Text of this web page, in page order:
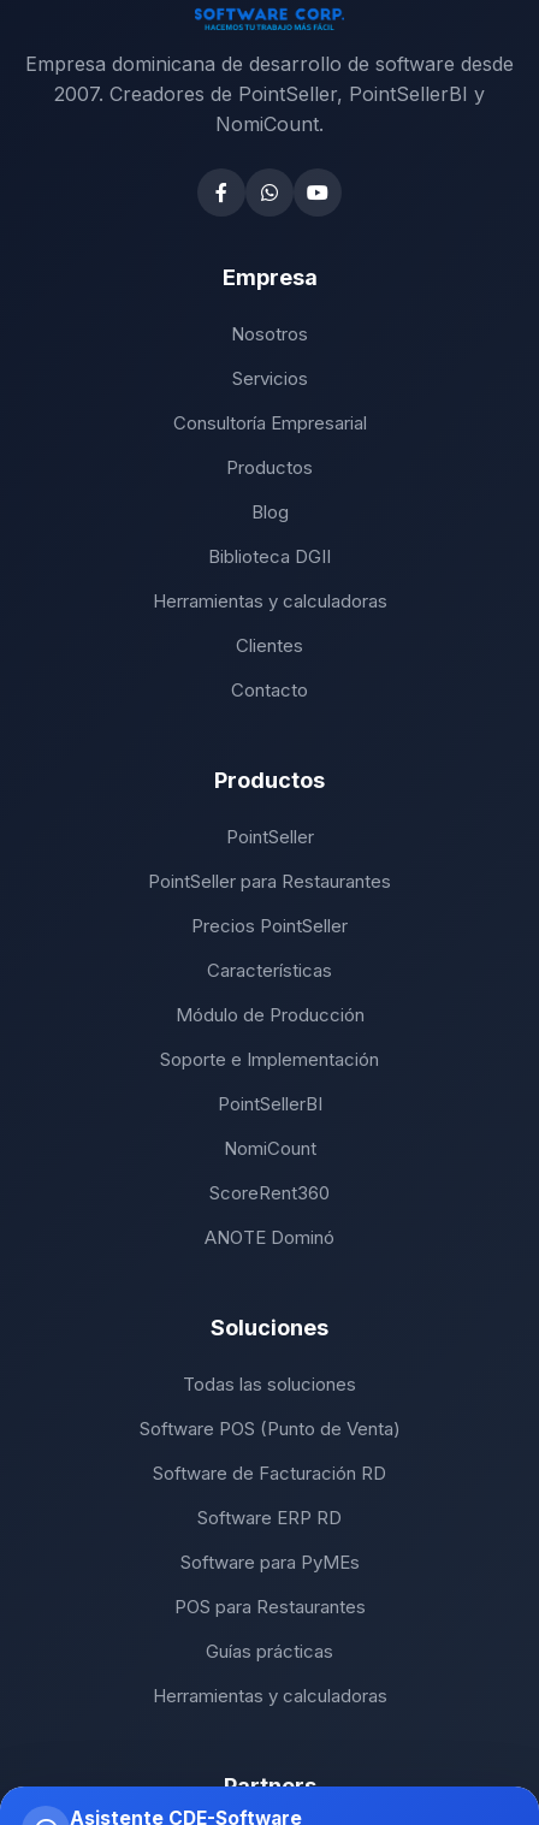
Empresa dominicana de desarrollo de software desde
2007. Creadores de PointSeller, PointSellerBI y
NomiCount.
Empresa
Nosotros
Servicios
Consultoría Empresarial
Productos
Blog
Biblioteca DGII
Herramientas y calculadoras
Clientes
Contacto
Productos
PointSeller
PointSeller para Restaurantes
Precios PointSeller
Características
Módulo de Producción
Soporte e Implementación
PointSellerBI
NomiCount
ScoreRent360
ANOTE Dominó
Soluciones
Todas las soluciones
Software POS (Punto de Venta)
Software de Facturación RD
Software ERP RD
Software para PyMEs
POS para Restaurantes
Guías prácticas
Herramientas y calculadoras
Partners
Asistente CDE-Software